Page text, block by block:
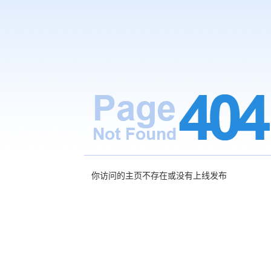
你访问的主页不存在或没有上线发布